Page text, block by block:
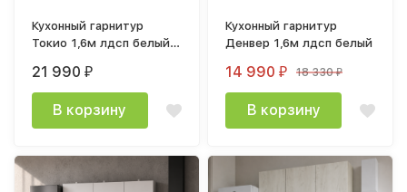
Кухонный гарнитур
Токио 1,6м лдсп белый
столешница тростник
21 990₽
В корзину
Кухонный гарнитур
Денвер 1,6м лдсп белый
14 990₽ 18 330₽
В корзину